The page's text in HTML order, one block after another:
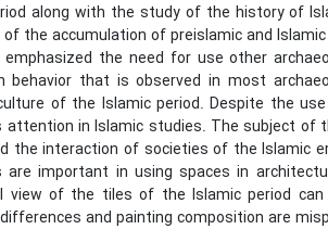
along with the study of the history of
of the accumulation of preislamic and
the need for use other
that is observed in most
of the Islamic period. Despite the
in Islamic studies. The subject of
the interaction of societies of the Islamic
important in using spaces in
of the tiles of the Islamic period
and painting composition are